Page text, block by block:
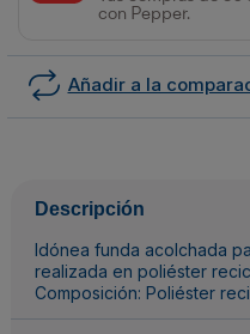
con Pepper.
Añadir a la
Descripción
Idónea funda acolchada
realizada en poliéster
Composición: Poliéster